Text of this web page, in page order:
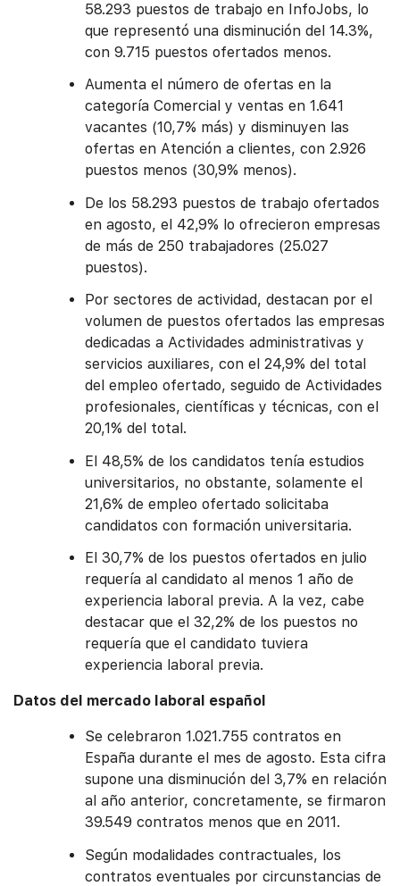
58.293 puestos de trabajo en InfoJobs, lo
que representó una disminución del 14.3%,
con 9.715 puestos ofertados menos.
Aumenta el número de ofertas en la
categoría Comercial y ventas en 1.641
vacantes (10,7% más) y disminuyen las
ofertas en Atención a clientes, con 2.926
puestos menos (30,9% menos).
De los 58.293 puestos de trabajo ofertados
en agosto, el 42,9% lo ofrecieron empresas
de más de 250 trabajadores (25.027
puestos).
Por sectores de actividad, destacan por el
volumen de puestos ofertados las empresas
dedicadas a Actividades administrativas y
servicios auxiliares, con el 24,9% del total
del empleo ofertado, seguido de Actividades
profesionales, científicas y técnicas, con el
20,1% del total.
El 48,5% de los candidatos tenía estudios
universitarios, no obstante, solamente el
21,6% de empleo ofertado solicitaba
candidatos con formación universitaria.
El 30,7% de los puestos ofertados en julio
requería al candidato al menos 1 año de
experiencia laboral previa. A la vez, cabe
destacar que el 32,2% de los puestos no
requería que el candidato tuviera
experiencia laboral previa.
Datos del mercado laboral español
Se celebraron 1.021.755 contratos en
España durante el mes de agosto. Esta cifra
supone una disminución del 3,7% en relación
al año anterior, concretamente, se firmaron
39.549 contratos menos que en 2011.
Según modalidades contractuales, los
contratos eventuales por circunstancias de